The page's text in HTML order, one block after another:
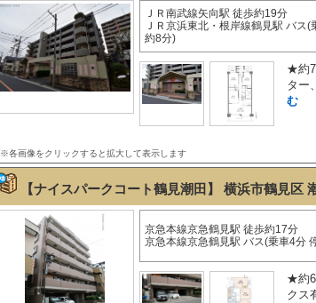
ＪＲ南武線矢向駅 徒歩約19分
ＪＲ京浜東北・根岸線鶴見駅 バス(
約8分)
★約
ター
む
※各画像をクリックすると拡大して表示します
【ナイスパークコート鶴見潮田】 横浜市鶴見区
京急本線京急鶴見駅 徒歩約17分
京急本線京急鶴見駅 バス(乗車4分
★約
クス